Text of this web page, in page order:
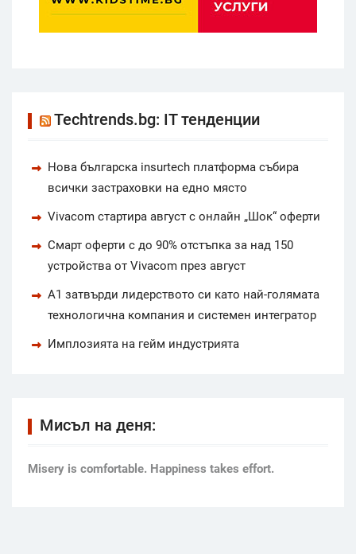
Techtrends.bg: IT тенденции
Нова българска insurtech платформа събира
всички застраховки на едно място
Vivacom стартира август с онлайн „Шок“ оферти
Смарт оферти с до 90% отстъпка за над 150
устройства от Vivacom през август
А1 затвърди лидерството си като най-голямата
технологична компания и системен интегратор
Имплозията на гейм индустрията
Мисъл на деня:
Мisery is comfortable. Happiness takes effort.